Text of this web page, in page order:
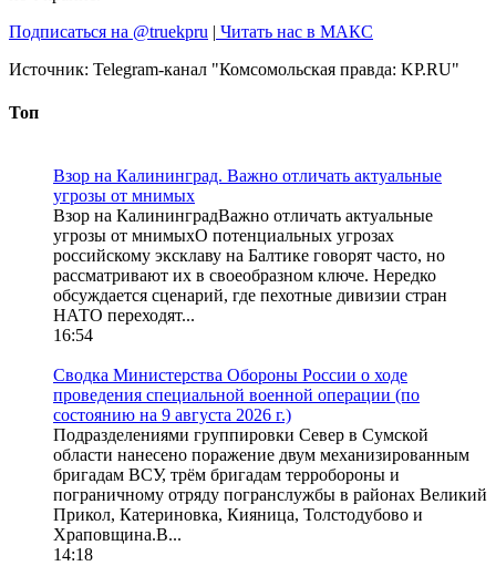
Подписаться на @truekpru | Читать нас в MAКС
Источник: Telegram-канал "Комсомольская правда: KP.RU"
Топ
Взор на Калининград. Важно отличать актуальные
угрозы от мнимых
Взор на КалининградВажно отличать актуальные
угрозы от мнимыхО потенциальных угрозах
российскому эксклаву на Балтике говорят часто, но
рассматривают их в своеобразном ключе. Нередко
обсуждается сценарий, где пехотные дивизии стран
НАТО переходят...
16:54
Сводка Министерства Обороны России о ходе
проведения специальной военной операции (по
состоянию на 9 августа 2026 г.)
Подразделениями группировки Север в Сумской
области нанесено поражение двум механизированным
бригадам ВСУ, трём бригадам терробороны и
пограничному отряду погранслужбы в районах Великий
Прикол, Катериновка, Кияница, Толстодубово и
Храповщина.В...
14:18